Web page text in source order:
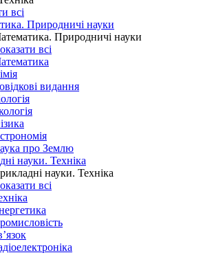
всі
Природничі науки
Природничі науки
всі
видання
про Землю
науки. Техніка
науки. Техніка
всі